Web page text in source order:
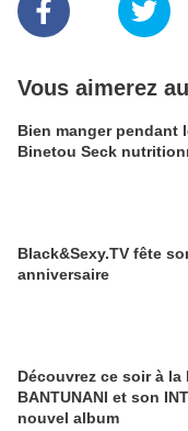
Vous aimerez
Bien manger pendant
Binetou Seck
Black&Sexy.TV fête
anniversaire
Découvrez ce soir à
BANTUNANI et son
nouvel album